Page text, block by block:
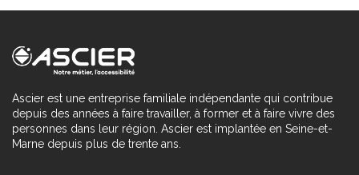
Ascier est une entreprise familiale indépendante qui contribue
depuis des années à faire travailler, à former et à faire vivre des
personnes dans leur région. Ascier est implantée en Seine-et-
Marne depuis plus de trente ans.